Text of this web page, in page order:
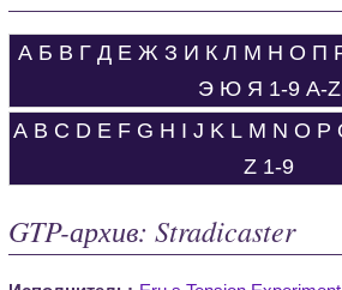
А Б В Г Д Е Ж З И К Л М Н О П
Э Ю Я 1-9 A-Z
A B C D E F G H I J K L M N O P
Z 1-9
GTP-архив: Stradicaster